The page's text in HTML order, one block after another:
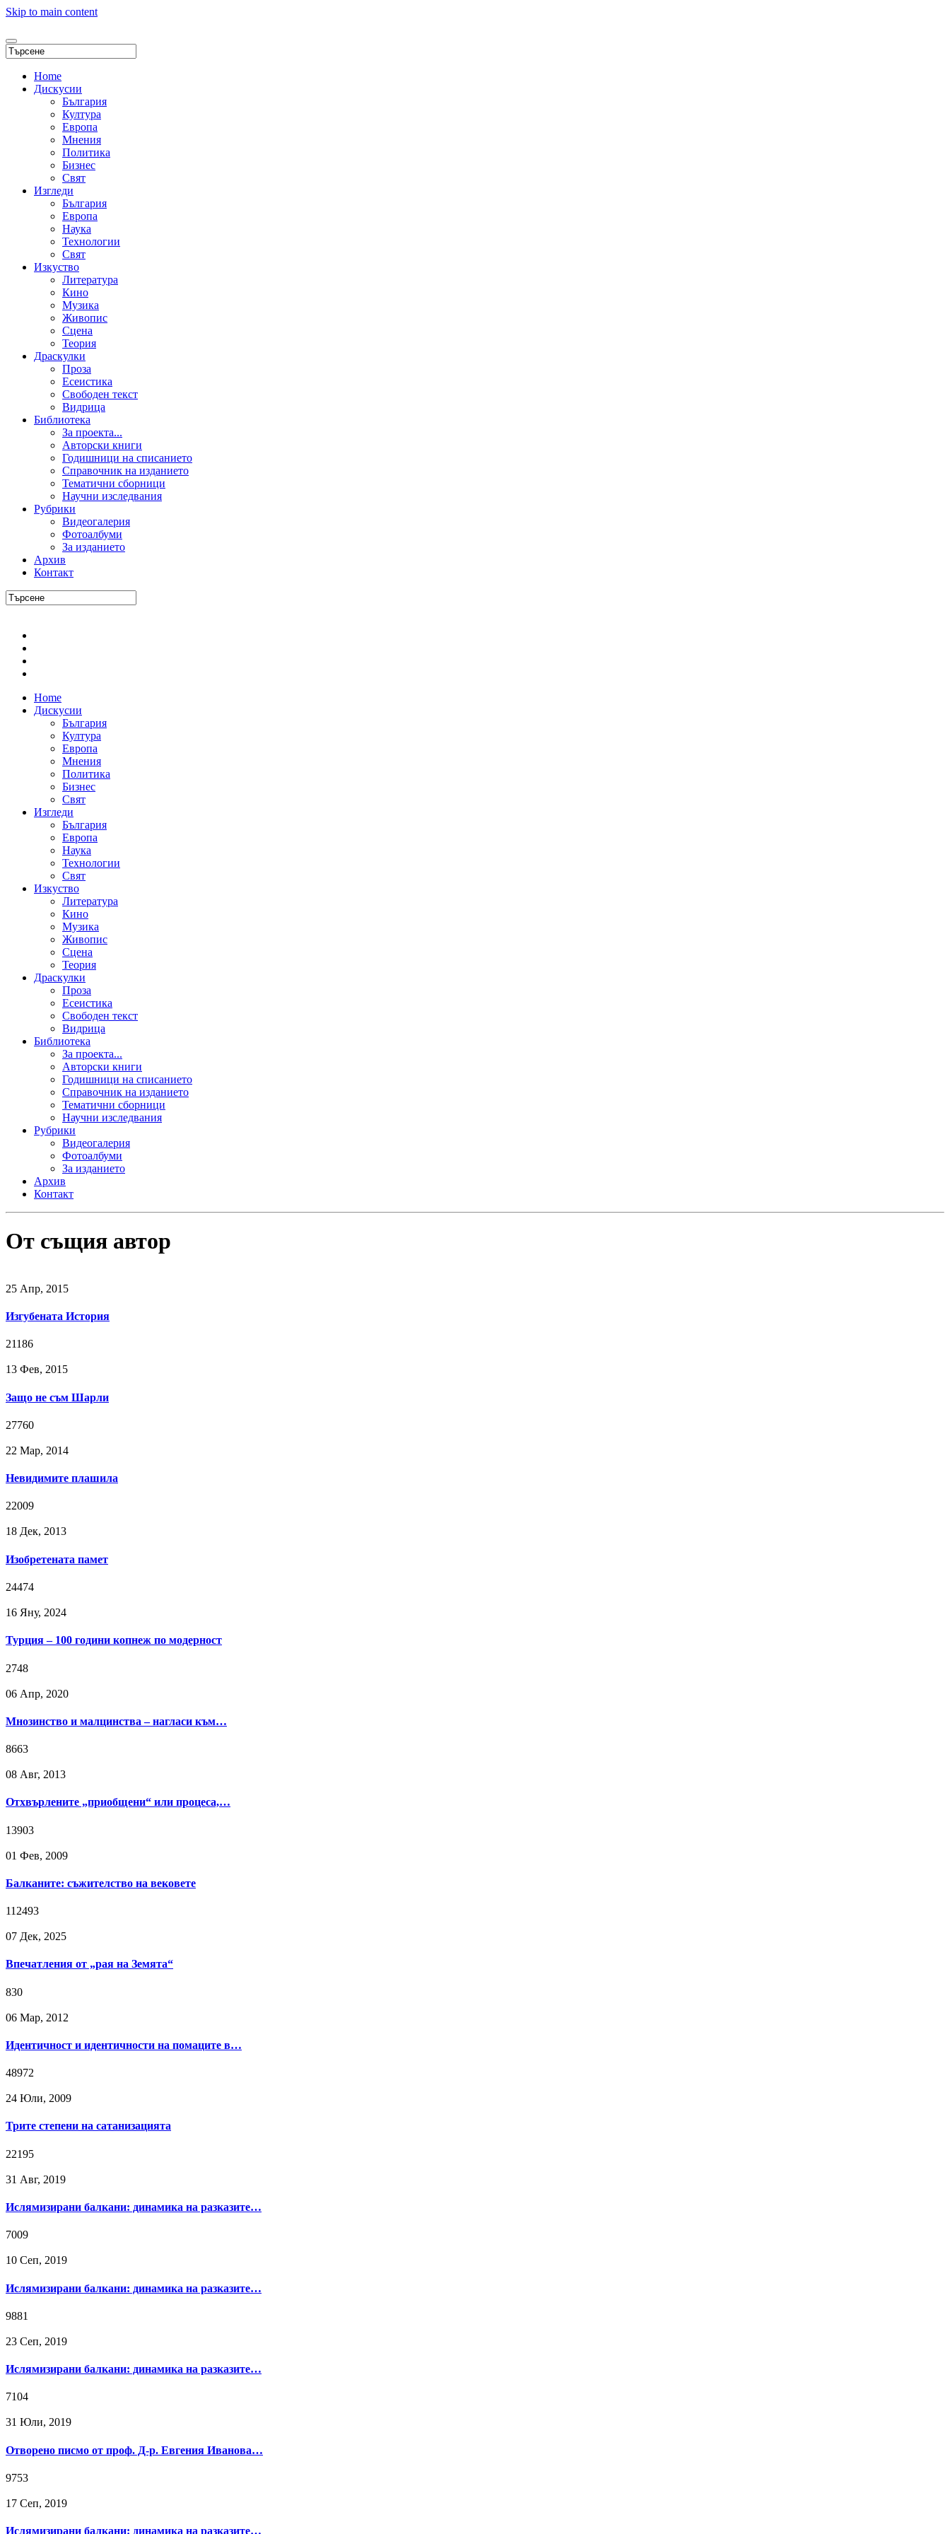
Skip to main content
Home
Дискусии
България
Култура
Европа
Мнения
Политика
Бизнес
Свят
Изгледи
България
Европа
Наука
Технологии
Свят
Изкуство
Литература
Кино
Музика
Живопис
Сцена
Теория
Драскулки
Проза
Есеистика
Свободен текст
Видрица
Библиотека
За проекта...
Авторски книги
Годишници на списанието
Справочник на изданието
Тематични сборници
Научни изследвания
Рубрики
Видеогалерия
Фотоалбуми
За изданието
Архив
Контакт
Home
Дискусии
България
Култура
Европа
Мнения
Политика
Бизнес
Свят
Изгледи
България
Европа
Наука
Технологии
Свят
Изкуство
Литература
Кино
Музика
Живопис
Сцена
Теория
Драскулки
Проза
Есеистика
Свободен текст
Видрица
Библиотека
За проекта...
Авторски книги
Годишници на списанието
Справочник на изданието
Тематични сборници
Научни изследвания
Рубрики
Видеогалерия
Фотоалбуми
За изданието
Архив
Контакт
От същия автор
25 Апр, 2015
Изгубената История
21186
13 Фев, 2015
Защо не съм Шарли
27760
22 Мар, 2014
Невидимите плашила
22009
18 Дек, 2013
Изобретената памет
24474
16 Яну, 2024
Турция – 100 години копнеж по модерност
2748
06 Апр, 2020
Мнозинство и малцинства – нагласи към…
8663
08 Авг, 2013
Отхвърлените „приобщени“ или процеса,…
13903
01 Фев, 2009
Балканите: съжителство на вековете
112493
07 Дек, 2025
Впечатления от „рая на Земята“
830
06 Мар, 2012
Идентичност и идентичности на помаците в…
48972
24 Юли, 2009
Трите степени на сатанизацията
22195
31 Авг, 2019
Ислямизирани балкани: динамика на разказите…
7009
10 Сeп, 2019
Ислямизирани балкани: динамика на разказите…
9881
23 Сeп, 2019
Ислямизирани балкани: динамика на разказите…
7104
31 Юли, 2019
Отворено писмо от проф. Д-р. Евгения Иванова…
9753
17 Сeп, 2019
Ислямизирани балкани: динамика на разказите…